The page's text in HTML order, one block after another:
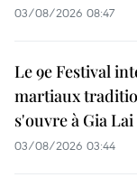
03/08/2026 08:47
Le 9e Festival
martiaux
s'ouvre à Gia Lai
03/08/2026 03:44